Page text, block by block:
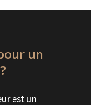
un
est un